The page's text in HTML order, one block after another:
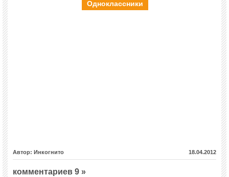
Одноклассники
Автор: Инкогнито 18.04.2012
комментариев 9 »